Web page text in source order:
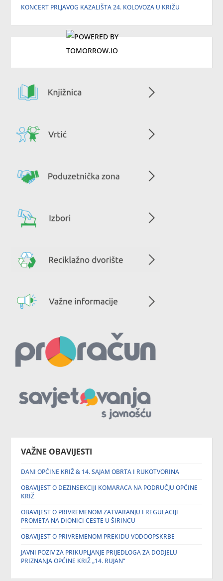
KONCERT PRLJAVOG KAZALIŠTA 24. KOLOVOZA U KRIŽU
VAŽNE OBAVIJESTI
DANI OPĆINE KRIŽ & 14. SAJAM OBRTA I RUKOTVORINA
OBAVIJEST O DEZINSEKCIJI KOMARACA NA PODRUČJU OPĆINE
KRIŽ
OBAVIJEST O PRIVREMENOM ZATVARANJU I REGULACIJI
PROMETA NA DIONICI CESTE U ŠIRINCU
OBAVIJEST O PRIVREMENOM PREKIDU VODOOPSKRBE
JAVNI POZIV ZA PRIKUPLJANJE PRIJEDLOGA ZA DODJELU
PRIZNANJA OPĆINE KRIŽ „14. RUJAN“